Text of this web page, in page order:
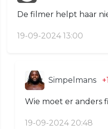
De filmer helpt haar
19-09-2024 13:00
Simpelmans
Wie moet er anders
19-09-2024 20:48